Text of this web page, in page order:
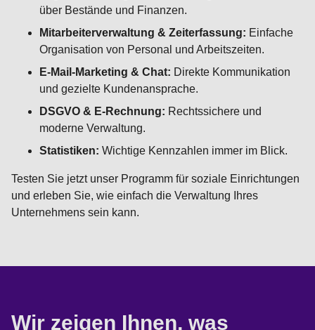
über Bestände und Finanzen.
Mitarbeiterverwaltung & Zeiterfassung: Einfache
Organisation von Personal und Arbeitszeiten.
E-Mail-Marketing & Chat: Direkte Kommunikation
und gezielte Kundenansprache.
DSGVO & E-Rechnung: Rechtssichere und
moderne Verwaltung.
Statistiken: Wichtige Kennzahlen immer im Blick.
Testen Sie jetzt unser Programm für soziale Einrichtungen
und erleben Sie, wie einfach die Verwaltung Ihres
Unternehmens sein kann.
Wir zeigen Ihnen, was